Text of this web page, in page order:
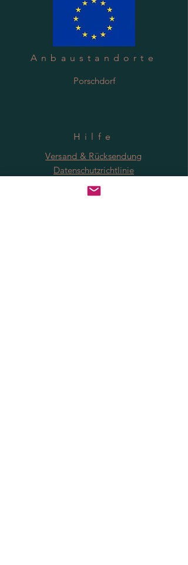
Anbaustandorte
Porschdorf
Hilfe
Versand & Rücksendung
Datenschutzrichtlinie
FAQ